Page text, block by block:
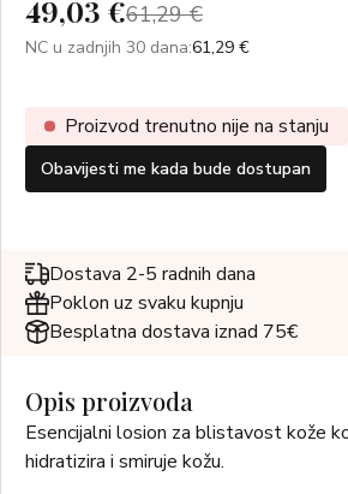
49,03 €61,29 €
NC u zadnjih 30 dana:61,29 €
Proizvod trenutno nije na stanju
Obavijesti me kada bude dostupan
Dostava 2-5 radnih dana
Poklon uz svaku kupnju
Besplatna dostava iznad 75€
Opis proizvoda
Esencijalni losion za blistavost kože
hidratizira i smiruje kožu.